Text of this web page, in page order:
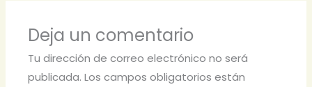
Deja un comentario
Tu dirección de correo electrónico no será
publicada. Los campos obligatorios están